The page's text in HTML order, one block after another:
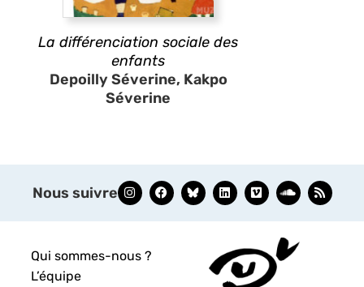
La différenciation sociale des
enfants
Depoilly Séverine, Kakpo
Séverine
Nous suivre
Qui sommes-nous ?
L’équipe